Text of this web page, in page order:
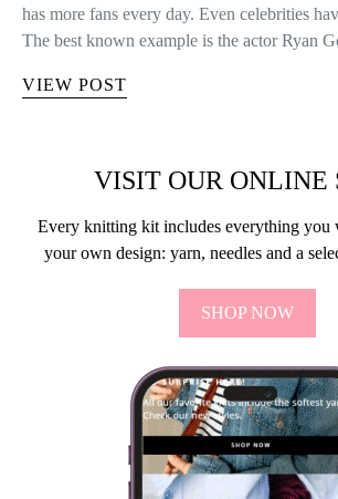
has more fans every day. Even celebrities
The best known example is the actor Ryan
VIEW POST
VISIT OUR ONLINE
Every knitting kit includes everything you
your own design: yarn, needles and a
SHOP NOW